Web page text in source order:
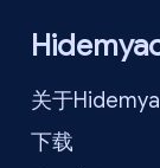
关于
下载